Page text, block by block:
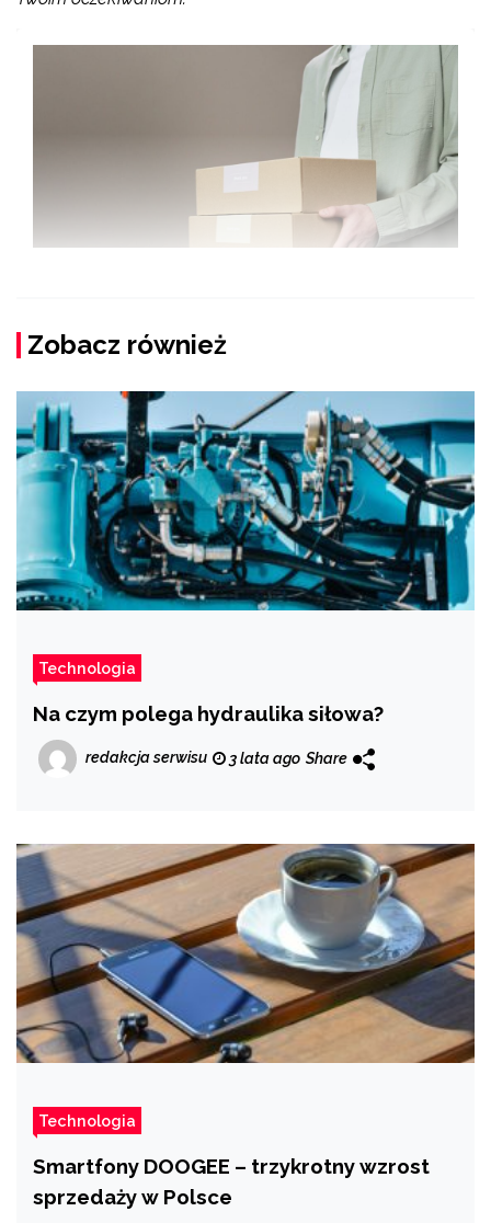
Zobacz również
Technologia
Na czym polega hydraulika siłowa?
redakcja serwisu 3 lata ago Share
Technologia
Smartfony DOOGEE – trzykrotny wzrost
sprzedaży w Polsce